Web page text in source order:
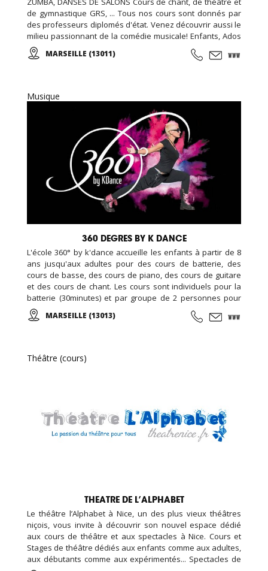
de gymnastique GRS, ... Tous nos cours sont donnés par
des professeurs diplomés d'état. Venez découvrir aussi le
milieu passionnant de la comédie musicale! Enfants, Ados
et Adultes. Stages vacances, Anniversaires, ... Cours
d'essai offert !
MARSEILLE (13011)
Musique
360 DEGRES BY K DANCE
L'école 360° by k'dance accueille les enfants à partir de 8
ans jusqu'aux adultes pour des cours de batterie, des
cours de basse, des cours de piano, des cours de guitare
et des cours de chant. Les cours sont individuels pour la
batterie (30minutes) et par groupe de 2 personnes pour
les autres instruments (45 minutes), le chant se pratique
en cours collectif (1 heure). Notre approche pédagogique
dans un premier temps.
MARSEILLE (13013)
Théâtre (cours)
THEATRE DE L’ALPHABET
Le théâtre l’Alphabet à Nice, un des plus vieux théâtres
niçois, vous invite à découvrir son nouvel espace dédié
aux cours de théâtre et aux spectacles à Nice. Cours et
Stages de théâtre dédiés aux enfants comme aux adultes,
aux débutants comme aux expérimentés... Spectacles de